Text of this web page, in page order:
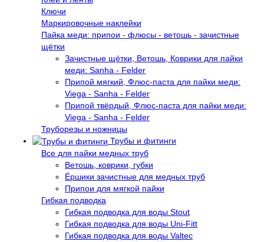
Ключи
Маркировочные наклейки
Пайка меди: припои - флюсы - ветошь - зачистные
щётки
Зачистные щётки, Ветошь, Коврики для пайки
меди: Sanha - Felder
Припой мягкий, Флюс-паста для пайки меди:
Viega - Sanha - Felder
Припой твёрдый, Флюс-паста для пайки меди:
Viega - Sanha - Felder
Труборезы и ножницы
Трубы и фитинги
Все для пайки медных труб
Ветошь, коврики, губки
Ёршики зачистные для медных труб
Припои для мягкой пайки
Гибкая подводка
Гибкая подводка для воды Stout
Гибкая подводка для воды Uni-Fitt
Гибкая подводка для воды Valtec